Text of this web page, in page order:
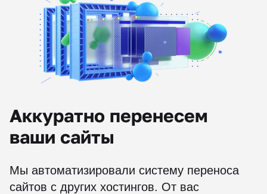
Аккуратно перенесем
ваши сайты
Мы автоматизировали систему переноса
сайтов с других хостингов. От вас